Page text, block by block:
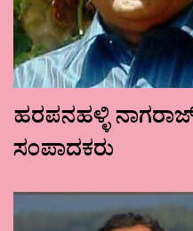
ಹರಪನಹಳ್ಳಿ
ಸಂಪಾದಕರು